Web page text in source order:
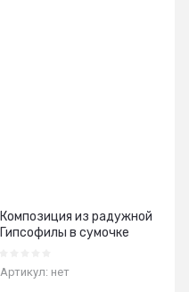
Композиция из радужной
Гипсофилы в сумочке
Артикул: нет